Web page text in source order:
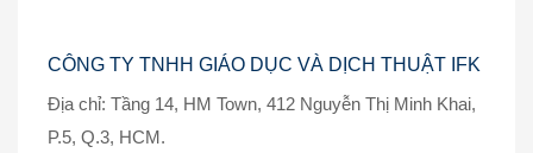
CÔNG TY TNHH GIÁO DỤC VÀ DỊCH THUẬT IFK
Địa chỉ: Tầng 14, HM Town, 412 Nguyễn Thị Minh Khai,
P.5, Q.3, HCM.